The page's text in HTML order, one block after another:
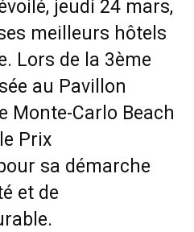
jeudi 24 mars,
meilleurs hôtels
Lors de la 3ème
au Pavillon
Monte-Carlo Beach
Prix
sa démarche
et de